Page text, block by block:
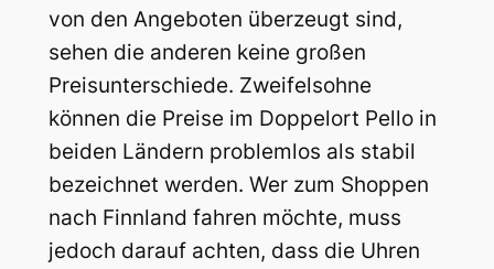
von den Angeboten überzeugt sind,
sehen die anderen keine großen
Preisunterschiede. Zweifelsohne
können die Preise im Doppelort Pello in
beiden Ländern problemlos als stabil
bezeichnet werden. Wer zum Shoppen
nach Finnland fahren möchte, muss
jedoch darauf achten, dass die Uhren